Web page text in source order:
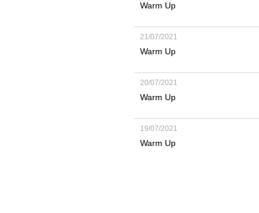
Warm Up
21/07/2021
Warm Up
20/07/2021
Warm Up
19/07/2021
Warm Up